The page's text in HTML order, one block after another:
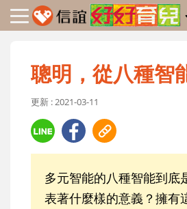
聰明，從八種智
更新 : 2021-03-11
多元智能的八種智能到底
表著什麼樣的意義？擁有